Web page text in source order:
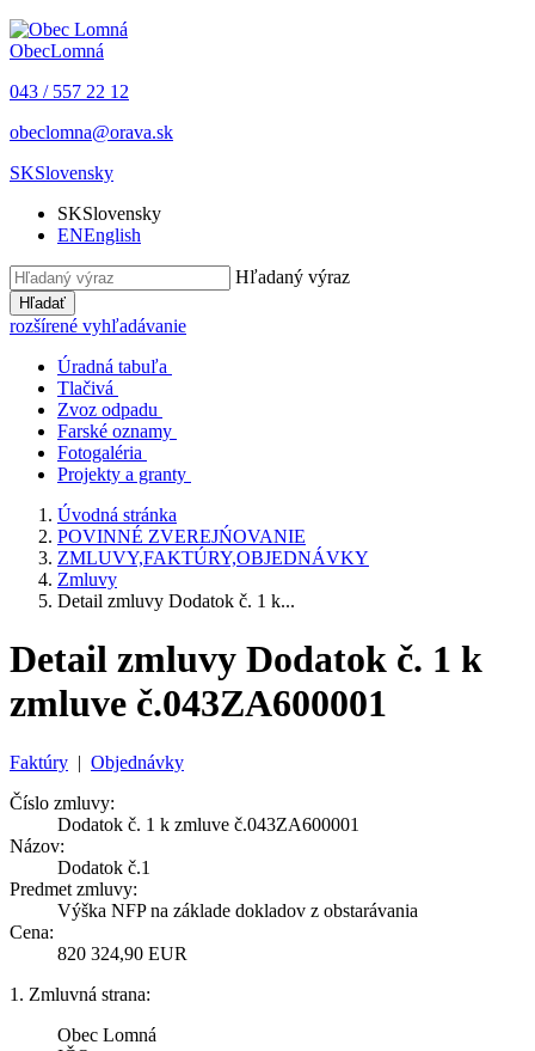
ObecLomná
043 / 557 22 12
obeclomna@orava.sk
SKSlovensky
SKSlovensky
ENEnglish
Hľadaný výraz
Hľadať
rozšírené vyhľadávanie
Úradná tabuľa
Tlačivá
Zvoz odpadu
Farské oznamy
Fotogaléria
Projekty a granty
Úvodná stránka
POVINNÉ ZVEREJŃOVANIE
ZMLUVY,FAKTÚRY,OBJEDNÁVKY
Zmluvy
Detail zmluvy Dodatok č. 1 k...
Detail zmluvy Dodatok č. 1 k
zmluve č.043ZA600001
Faktúry | Objednávky
Číslo zmluvy:
Dodatok č. 1 k zmluve č.043ZA600001
Názov:
Dodatok č.1
Predmet zmluvy:
Výška NFP na základe dokladov z obstarávania
Cena:
820 324,90 EUR
1. Zmluvná strana:
Obec Lomná